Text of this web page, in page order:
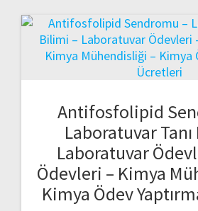
Antifosfolipid
Laboratuvar
Laboratuvar
Ödevleri – Kimya
Kimya Ödev